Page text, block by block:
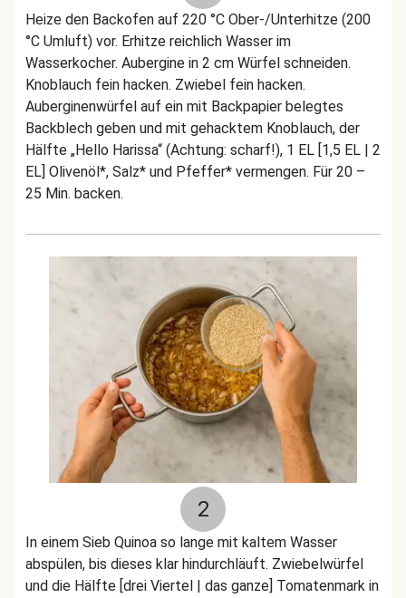
Heize den Backofen auf 220 °C Ober-/Unterhitze (200
°C Umluft) vor. Erhitze reichlich Wasser im
Wasserkocher. Aubergine in 2 cm Würfel schneiden.
Knoblauch fein hacken. Zwiebel fein hacken.
Auberginenwürfel auf ein mit Backpapier belegtes
Backblech geben und mit gehacktem Knoblauch, der
Hälfte „Hello Harissa“ (Achtung: scharf!), 1 EL [1,5 EL | 2
EL] Olivenöl*, Salz* und Pfeffer* vermengen. Für 20 –
25 Min. backen.
2
In einem Sieb Quinoa so lange mit kaltem Wasser
abspülen, bis dieses klar hindurchläuft. Zwiebelwürfel
und die Hälfte [drei Viertel | das ganze] Tomatenmark in